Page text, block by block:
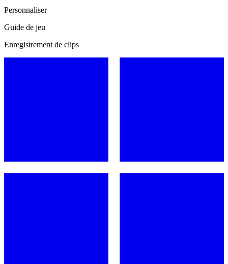
Personnaliser
Guide de jeu
Enregistrement de clips